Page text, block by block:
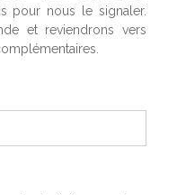
pour nous le signaler.
et reviendrons vers